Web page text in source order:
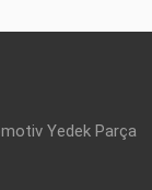
Yedek Parça